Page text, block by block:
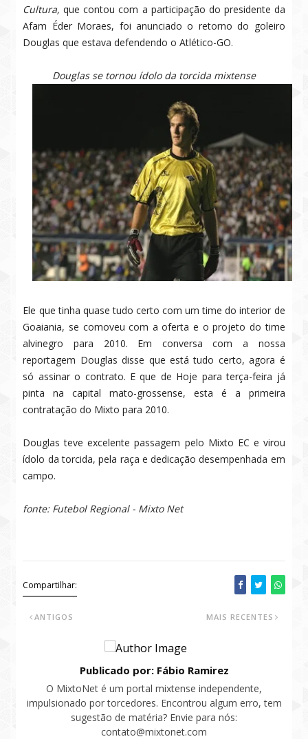
Cultura, que contou com a participação do presidente da
Afam Éder Moraes, foi anunciado o retorno do goleiro
Douglas que estava defendendo o Atlético-GO.
Douglas se tornou ídolo da torcida mixtense
Ele que tinha quase tudo certo com um time do interior de
Goaiania, se comoveu com a oferta e o projeto do time
alvinegro para 2010. Em conversa com a nossa
reportagem Douglas disse que está tudo certo, agora é
só assinar o contrato. E que de Hoje para terça-feira já
pinta na capital mato-grossense, esta é a primeira
contratação do Mixto para 2010.
Douglas teve excelente passagem pelo Mixto EC e virou
ídolo da torcida, pela raça e dedicação desempenhada em
campo.
fonte: Futebol Regional - Mixto Net
Compartilhar:
MAIS RECENTES
ANTIGOS
Publicado por: Fábio Ramirez
O MixtoNet é um portal mixtense independente,
impulsionado por torcedores. Encontrou algum erro, tem
sugestão de matéria? Envie para nós:
contato@mixtonet.com